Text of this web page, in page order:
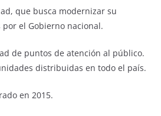
que busca modernizar su
el Gobierno nacional.
de puntos de atención al público.
distribuidas en todo el país.
en 2015.